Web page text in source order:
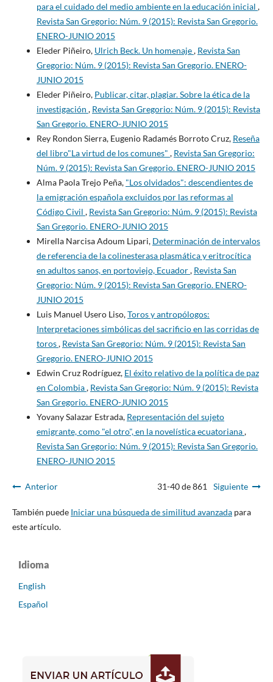
para el cuidado del medio ambiente en la educación inicial ,
Revista San Gregorio: Núm. 9 (2015): Revista San Gregorio.
ENERO-JUNIO 2015
Eleder Piñeiro, Ulrich Beck. Un homenaje, Revista San
Gregorio: Núm. 9 (2015): Revista San Gregorio. ENERO-
JUNIO 2015
Eleder Piñeiro, Publicar, citar, plagiar. Sobre la ética de la
investigación , Revista San Gregorio: Núm. 9 (2015): Revista
San Gregorio. ENERO-JUNIO 2015
Rey Rondon Sierra, Eugenio Radamés Borroto Cruz, Reseña
del libro"La virtud de los comunes" , Revista San Gregorio:
Núm. 9 (2015): Revista San Gregorio. ENERO-JUNIO 2015
Alma Paola Trejo Peña, "Los olvidados": descendientes de
la emigración española excluidos por las reformas al
Código Civil , Revista San Gregorio: Núm. 9 (2015): Revista
San Gregorio. ENERO-JUNIO 2015
Mirella Narcisa Adoum Lipari, Determinación de intervalos
de referencia de la colinesterasa plasmática y eritrocítica
en adultos sanos, en portoviejo, Ecuador, Revista San
Gregorio: Núm. 9 (2015): Revista San Gregorio. ENERO-
JUNIO 2015
Luis Manuel Usero Liso,Toros y antropólogos:
Interpretaciones simbólicas del sacrificio en las corridas de
toros, Revista San Gregorio: Núm. 9 (2015): Revista San
Gregorio. ENERO-JUNIO 2015
Edwin Cruz Rodríguez, El éxito relativo de la política de paz
en Colombia, Revista San Gregorio: Núm. 9 (2015): Revista
San Gregorio. ENERO-JUNIO 2015
Yovany Salazar Estrada, Representación del sujeto
emigrante, como "el otro", en la novelística ecuatoriana,
Revista San Gregorio: Núm. 9 (2015): Revista San Gregorio.
ENERO-JUNIO 2015
Anterior 31-40 de 861 Siguiente
También puede Iniciar una búsqueda de similitud avanzadapara
este artículo.
Idioma
English
Español